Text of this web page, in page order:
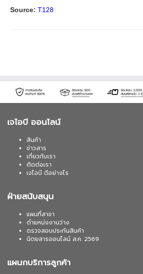
Source: T128
เจไอบี ออนไลน์
สินค้า
ข่าวสาร
เกี่ยวกับเรา
ติดต่อเรา
เจไอบี ดีอย่างไร
ฝ่ายสนับสนุน
แผนที่สาขา
ตำแหน่งงานว่าง
ตรวจสอบประกันสินค้า
นิตยสารออนไลน์ ส.ค. 2569
แผนกบริการลูกค้า